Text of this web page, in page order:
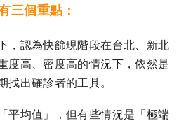
三個重點：
，認為快篩現階段在台北、新北
度高、密度高的情況下，依然是
找出確診者的工具。
平均值」，但有些情況是「極端